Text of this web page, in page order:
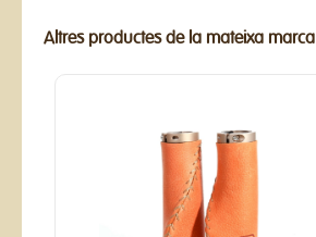
Altres productes de la mateixa marca